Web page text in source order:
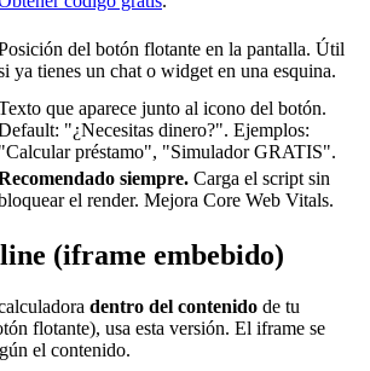
del botón flotante en la pantalla. Útil
ya tienes un chat o widget en una esquina.
que aparece junto al icono del botón.
"¿Necesitas dinero?". Ejemplos:
"Calcular préstamo", "Simulador GRATIS".
siempre. Carga el script sin
el render. Mejora Core Web Vitals.
(iframe embebido)
dentro del contenido de tu
flotante), usa esta versión. El iframe se
el contenido.